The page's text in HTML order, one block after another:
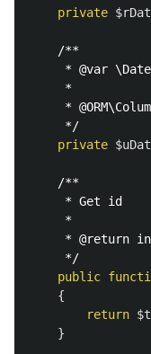
private
/**
* @var
     *
*
     */
private
/**
     * Get id
     *
* @return
     */
public
{
return
}